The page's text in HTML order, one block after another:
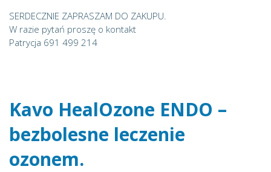
SERDECZNIE ZAPRASZAM DO ZAKUPU.
W razie pytań proszę o kontakt
Patrycja 691 499 214
Kavo HealOzone ENDO –
bezbolesne leczenie
ozonem.